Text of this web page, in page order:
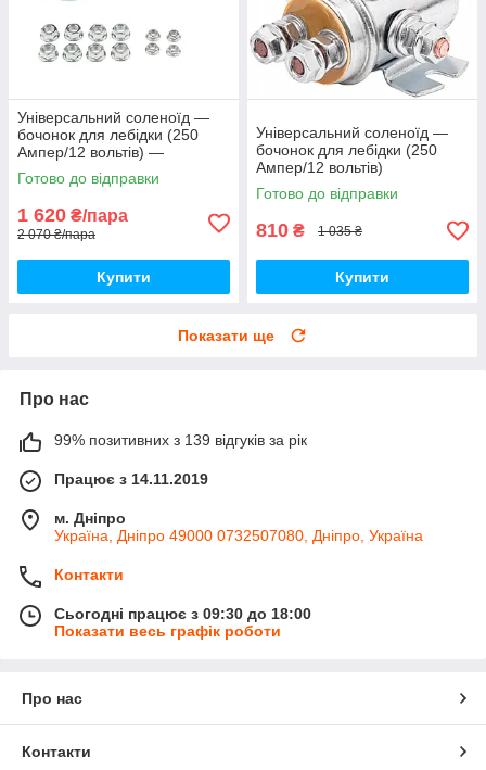
Універсальний соленоїд —
бочонок для лебідки (250
Ампер/12 вольтів) —
комплект 2 штуки
Готово до відправки
1 620 ₴/пара
2 070 ₴/пара
Купити
Універсальний соленоїд —
бочонок для лебідки (250
Ампер/12 вольтів)
Готово до відправки
810 ₴ 1 035 ₴
Купити
Показати ще
Про нас
99% позитивних з 139 відгуків за рік
Працює з 14.11.2019
м. Дніпро
Україна, Дніпро 49000 0732507080, Дніпро, Україна
Контакти
Сьогодні працює з 09:30 до 18:00
Показати весь графік роботи
Про нас
Контакти